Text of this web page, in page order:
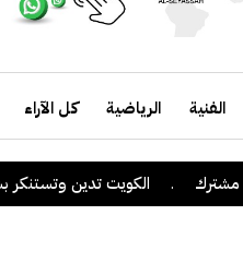
الفنية الرياضية كل الآراء
. الكويت تدين وتستنكر بشدة